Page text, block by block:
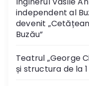
independent al
devenit
Buzău”
Teatrul „George
și structura de la